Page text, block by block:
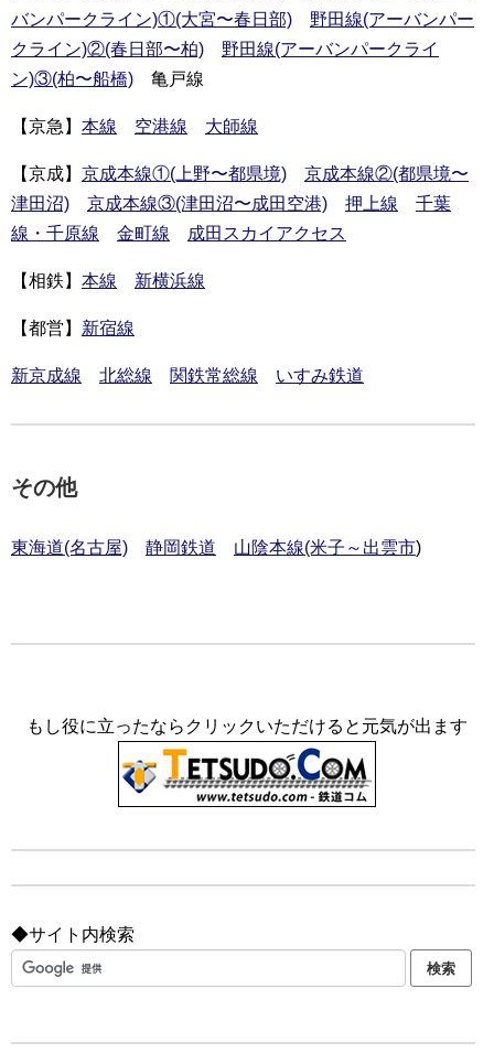
バンパークライン)①(大宮〜春日部)
野田線(アーバンパー
クライン)②(春日部〜柏)
野田線(アーバンパークライ
ン)③(柏〜船橋) 亀戸線
【京急】 本線 空港線 大師線
【京成】 京成本線①(上野〜都県境)
京成本線②(都県境〜
津田沼)
京成本線③(津田沼〜成田空港) 押上線
千葉
線・千原線
金町線 成田スカイアクセス
【相鉄】 本線 新横浜線
【都営】 新宿線
新京成線 北総線 関鉄常総線 いすみ鉄道
その他
東海道(名古屋) 静岡鉄道 山陰本線(米子～出雲市)
もし役に立ったならクリックいただけると元気が出ます
◆サイト内検索